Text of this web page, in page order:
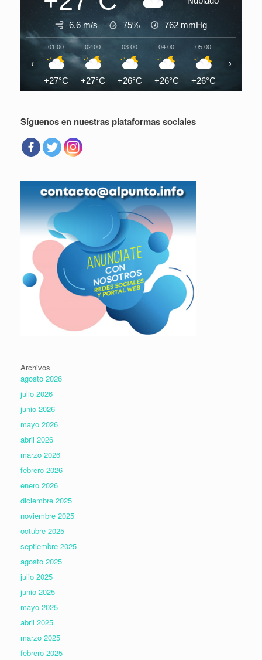
6.6 m/s 75% 762 mmHg
01:00
+27°C
02:00
+27°C
03:00
+26°C
04:00
+26°C
05:00
+26°C
‹ ›
Síguenos en nuestras plataformas sociales
Archivos
agosto 2026
julio 2026
junio 2026
mayo 2026
abril 2026
marzo 2026
febrero 2026
enero 2026
diciembre 2025
noviembre 2025
octubre 2025
septiembre 2025
agosto 2025
julio 2025
junio 2025
mayo 2025
abril 2025
marzo 2025
febrero 2025